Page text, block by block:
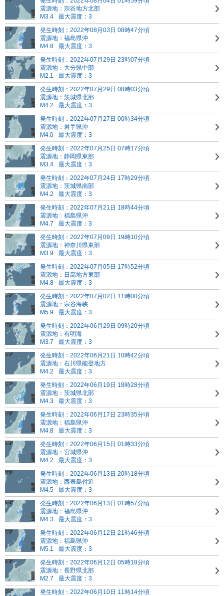
震源地：宗谷地方北部
M3.4
最大震度：3
発生時刻：2022年08月03日 08時47分頃
震源地：福島県沖
M4.8
最大震度：3
発生時刻：2022年07月29日 23時07分頃
震源地：大分県中部
M2.1
最大震度：3
発生時刻：2022年07月29日 08時03分頃
震源地：茨城県北部
M4.2
最大震度：3
発生時刻：2022年07月27日 00時34分頃
震源地：岩手県沖
M4.0
最大震度：3
発生時刻：2022年07月25日 07時17分頃
震源地：静岡県東部
M3.4
最大震度：3
発生時刻：2022年07月24日 17時29分頃
震源地：茨城県南部
M4.2
最大震度：3
発生時刻：2022年07月21日 18時44分頃
震源地：福島県沖
M4.7
最大震度：3
発生時刻：2022年07月09日 19時10分頃
震源地：神奈川県東部
M3.9
最大震度：3
発生時刻：2022年07月05日 17時52分頃
震源地：日高地方東部
M4.8
最大震度：3
発生時刻：2022年07月02日 11時00分頃
震源地：宗谷海峡
M5.9
最大震度：3
発生時刻：2022年06月29日 09時20分頃
震源地：有明海
M3.7
最大震度：3
発生時刻：2022年06月21日 10時42分頃
震源地：石川県能登地方
M4.2
最大震度：3
発生時刻：2022年06月19日 18時28分頃
震源地：茨城県北部
M4.3
最大震度：3
発生時刻：2022年06月17日 23時35分頃
震源地：福島県沖
M4.8
最大震度：3
発生時刻：2022年06月15日 01時33分頃
震源地：宮城県沖
M4.2
最大震度：3
発生時刻：2022年06月13日 20時18分頃
震源地：西表島付近
M4.5
最大震度：3
発生時刻：2022年06月13日 01時57分頃
震源地：福島県沖
M4.3
最大震度：3
発生時刻：2022年06月12日 21時46分頃
震源地：福島県沖
M5.1
最大震度：3
発生時刻：2022年06月12日 05時18分頃
震源地：長野県北部
M2.7
最大震度：3
発生時刻：2022年06月10日 11時14分頃